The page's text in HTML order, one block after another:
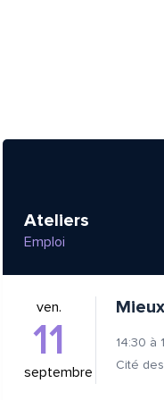
Ateliers
Emploi
ven.
11
septembre
14:30 à